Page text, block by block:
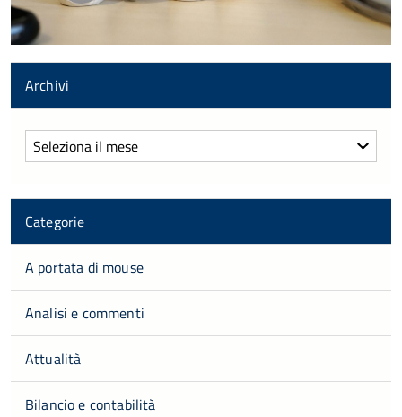
Archivi
Archivi
Categorie
A portata di mouse
Analisi e commenti
Attualità
Bilancio e contabilità